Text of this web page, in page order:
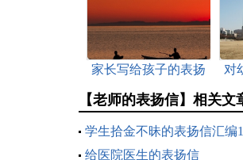
家长写给孩子的表扬
对
【老师的表扬信】相关文
学生拾金不昧的表扬信汇编
给医院医生的表扬信